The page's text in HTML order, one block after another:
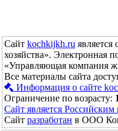
Сайт kochkijkh.ru
хозяйства». Электронная
«Управляющая компания
Все материалы сайта
Информация о сайте
Ограничение по возрасту:
Сайт является
Сайт разработан в ООО